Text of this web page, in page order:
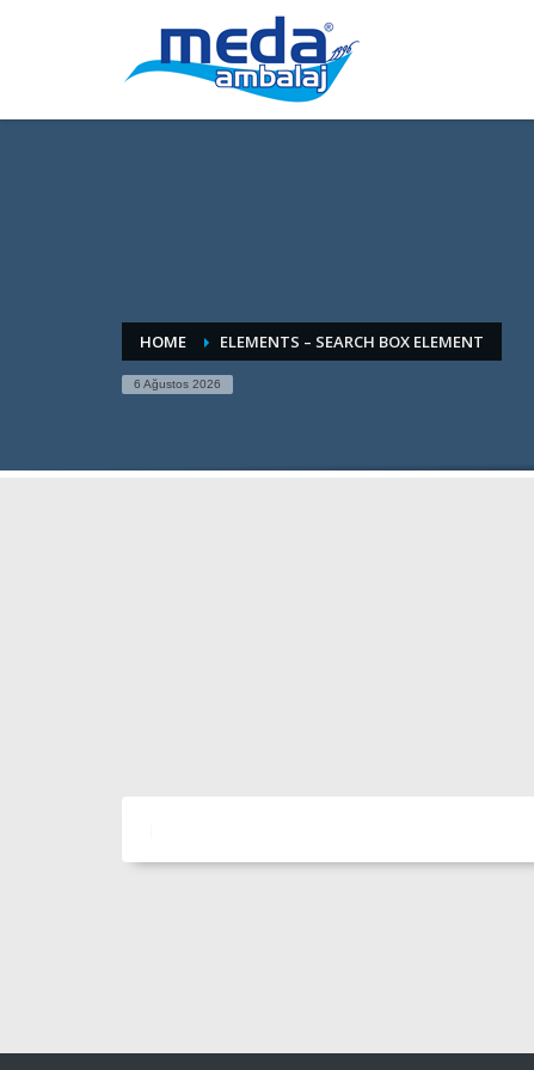
HOME ELEMENTS – SEARCH BOX ELEMENT
6 Ağustos 2026